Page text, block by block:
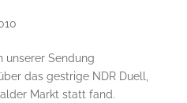
unserer Sendung
das gestrige NDR Duell,
Markt statt fand.